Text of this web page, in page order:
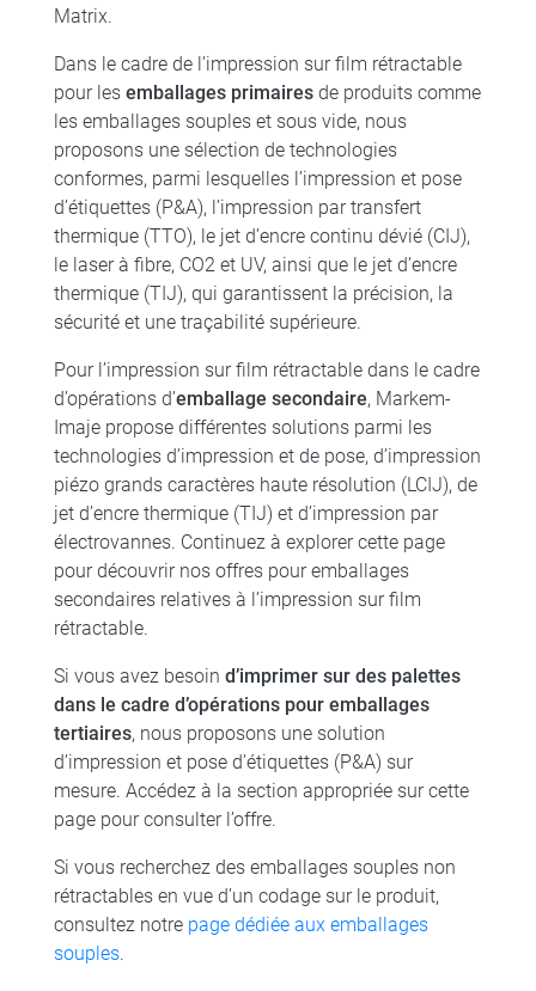
Matrix.
Dans le cadre de l’impression sur film rétractable
pour les emballages primairesde produits comme
les emballages souples et sous vide, nous
proposons une sélection de technologies
conformes, parmi lesquelles l’impression et pose
d’étiquettes (P&A), l’impression par transfert
thermique (TTO), le jet d’encre continu dévié (CIJ),
le laser à fibre, CO2 et UV, ainsi que le jet d’encre
thermique (TIJ), qui garantissent la précision, la
sécurité et une traçabilité supérieure.
Pour l’impression sur film rétractable dans le cadre
d’opérations d’emballage secondaire, Markem-
Imaje propose différentes solutions parmi les
technologies d’impression et de pose, d’impression
piézo grands caractères haute résolution (LCIJ), de
jet d’encre thermique (TIJ) et d’impression par
électrovannes. Continuez à explorer cette page
pour découvrir nos offres pour emballages
secondaires relatives à l’impression sur film
rétractable.
Si vous avez besoin d’imprimer sur des palettes
dans le cadre d’opérations pour emballages
tertiaires, nous proposons une solution
d’impression et pose d’étiquettes (P&A) sur
mesure. Accédez à la section appropriée sur cette
page pour consulter l’offre.
Si vous recherchez des emballages souples non
rétractables en vue d’un codage sur le produit,
consultez notre page dédiée aux emballages
souples.